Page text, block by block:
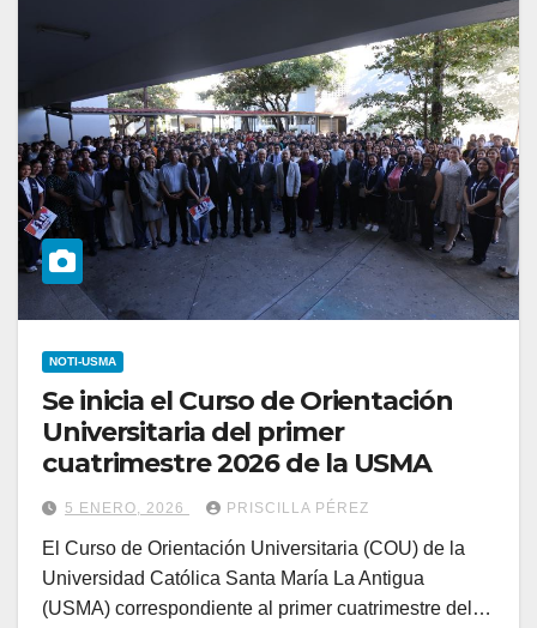
NOTI-USMA
Se inicia el Curso de Orientación
Universitaria del primer
cuatrimestre 2026 de la USMA
5 ENERO, 2026 PRISCILLA PÉREZ
El Curso de Orientación Universitaria (COU) de la
Universidad Católica Santa María La Antigua
(USMA) correspondiente al primer cuatrimestre del…